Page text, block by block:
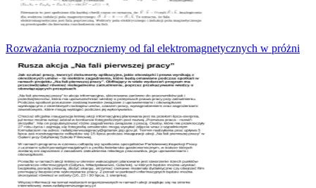
Rozważania rozpoczniemy od fal elektromagnetycznych w próżni